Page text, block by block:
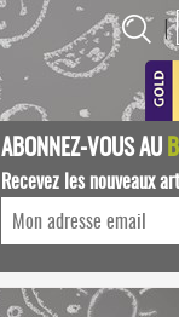
|
START-UPS
ABONNEZ-VOUS AU
Recevez les nouveaux